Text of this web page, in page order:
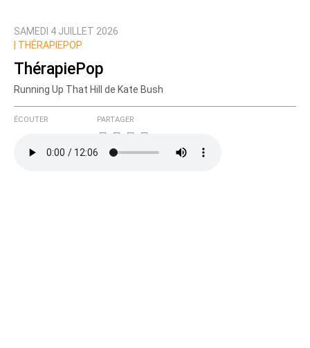
SAMEDI 4 JUILLET 2026
THÉRAPIEPOP
ThérapiePop
Running Up That Hill de Kate Bush
ÉCOUTER PARTAGER